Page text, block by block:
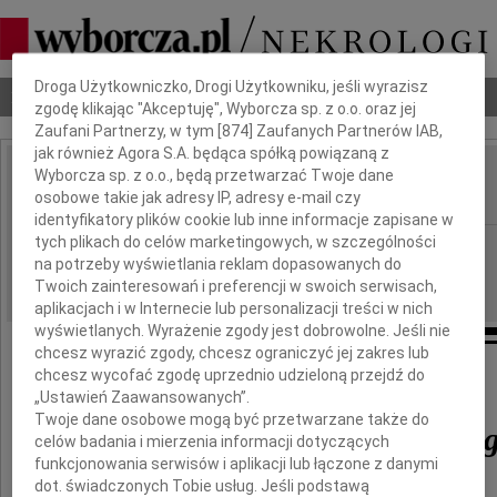
Nekrologi Odeszli Poradnik pogrzebowy
IMIĘ I NAZWISKO: Tadeusz Mazowiecki
REGION: Częstochowa
DATA EMISJI: 29.10.2013
Żegnamy
Tadeusza
Dbamy o Twoją prywatność
Droga Użytkowniczko, Drogi Użytkowniku, jeśli wyrazisz
zgodę klikając "Akceptuję", Wyborcza sp. z o.o. oraz jej
Zaufani Partnerzy, w tym [874 ] Zaufanych Partnerów IAB,
jak również Agora S.A. będąca spółką powiązaną z
Wyborcza sp. z o.o., będą przetwarzać Twoje dane
osobowe takie jak adresy IP, adresy e-mail czy
identyfikatory plików cookie lub inne informacje zapisane w
tych plikach do celów marketingowych, w szczególności
na potrzeby wyświetlania reklam dopasowanych do
Twoich zainteresowań i preferencji w swoich serwisach,
aplikacjach i w Internecie lub personalizacji treści w nich
wyświetlanych. Wyrażenie zgody jest dobrowolne. Jeśli nie
chcesz wyrazić zgody, chcesz ograniczyć jej zakres lub
chcesz wycofać zgodę uprzednio udzieloną przejdź do
„Ustawień Zaawansowanych”.
Twoje dane osobowe mogą być przetwarzane także do
celów badania i mierzenia informacji dotyczących
funkcjonowania serwisów i aplikacji lub łączone z danymi
dot. świadczonych Tobie usług. Jeśli podstawą